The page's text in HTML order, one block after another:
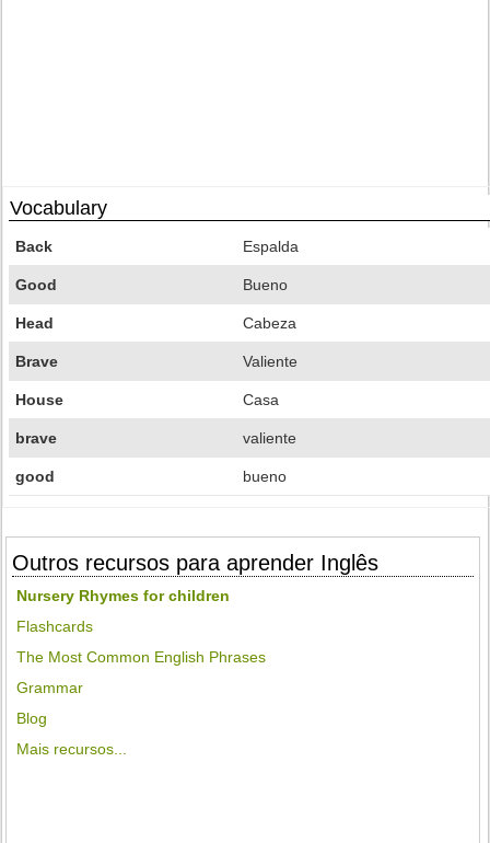
Vocabulary
Back Espalda
Good Bueno
Head Cabeza
Brave Valiente
House Casa
brave valiente
good bueno
Outros recursos para aprender Inglês
Nursery Rhymes for children
Flashcards
The Most Common English Phrases
Grammar
Blog
Mais recursos...